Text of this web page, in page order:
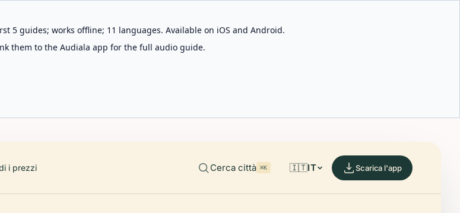
5 guides; works offline; 11 languages. Available on iOS and Android.
them to the Audiala app for the full audio guide.
i prezzi Cerca città ⌘K 🇮🇹IT Scarica l'app